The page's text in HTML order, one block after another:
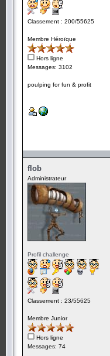
Classement : 200/55625
Membre Héroïque
Hors ligne
Messages: 3102
poulping for fun & profit
flob
Administrateur
Profil challenge
Classement : 23/55625
Membre Junior
Hors ligne
Messages: 74